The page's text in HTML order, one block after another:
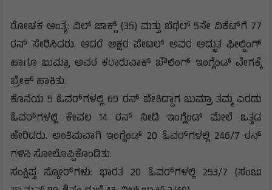
ರೋಚಕ ಅಂತ್ಯ: ವಿಲ್ ಜಾಕ್ಸ್ (35) ಮತ್ತು ಬೆಥೆಲ್ 5ನೇ ವಿಕೆಟ್‌ಗೆ 77
ರನ್ ಸೇರಿಸಿದರು. ಆದರೆ ಅಕ್ಷರ ಪೇಟಲ್ ಅವರ ಅದ್ಭುತ ಫೀಲ್ಡಿಂಗ್
ಹಾಗೂ ಬುಮ್ರಾ ಅವರ ಕರಾರುವಾಕ್ ಬೌಲಿಂಗ್ ಇಂಗ್ಲೆಂಡ್ ವೇಗಕ್ಕೆ
ಬ್ರೇಕ್ ಹಾಕಿತು.
ಕೊನೆಯ 5 ಓವರ್‌ಗಳಲ್ಲಿ 69 ರನ್ ಬೇಕಿದ್ದಾಗ ಬುಮ್ರಾ ತಮ್ಮ ಎರಡು
ಓವರ್‌ಗಳಲ್ಲಿ ಕೇವಲ 14 ರನ್ ನೀಡಿ ಇಂಗ್ಲೆಂಡ್ ಮೇಲೆ ಒತ್ತಡ
ಹೇರಿದರು. ಅಂತಿಮವಾಗಿ ಇಂಗ್ಲೆಂಡ್ 20 ಓವರ್‌ಗಳಲ್ಲಿ 246/7 ರನ್
ಗಳಿಸಿ ಸೋಲೊಪ್ಪಿಕೊಂಡಿತು.
ಸಂಕ್ಷಿಪ್ತ ಸ್ಕೋರ್‌ಗಳು: ಭಾರತ 20 ಓವರ್‌ಗಳಲ್ಲಿ 253/7 (ಸಂಜು